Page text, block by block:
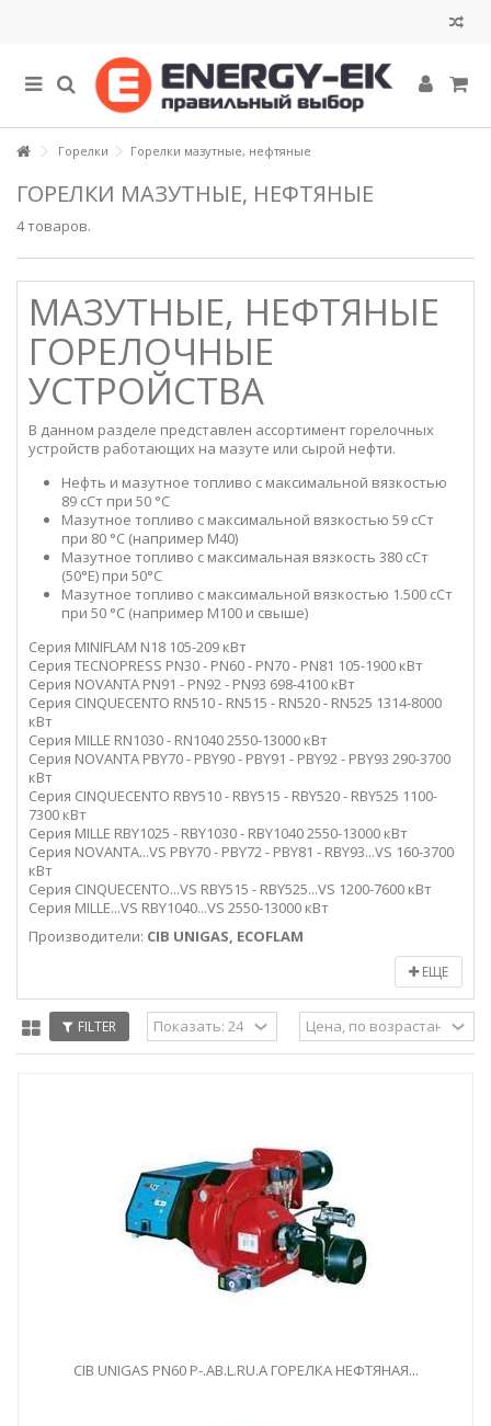
Горелки Горелки мазутные, нефтяные
ГОРЕЛКИ МАЗУТНЫЕ, НЕФТЯНЫЕ
4 товаров.
МАЗУТНЫЕ, НЕФТЯНЫЕ
ГОРЕЛОЧНЫЕ
УСТРОЙСТВА
В данном разделе представлен ассортимент горелочных
устройств работающих на мазуте или сырой нефти.
Нефть и мазутное топливо с максимальной вязкостью
89 сСт при 50 °C
Мазутное топливо с максимальной вязкостью 59 сСт
при 80 °C (например M40)
Мазутное топливо с максимальная вязкость 380 сСт
(50°E) при 50°C
Мазутное топливо с максимальной вязкостью 1.500 сСт
при 50 °C (например М100 и свыше)
Серия MINIFLAM N18 105-209 кВт
Серия TECNOPRESS PN30 - PN60 - PN70 - PN81 105-1900 кВт
Серия NOVANTA PN91 - PN92 - PN93 698-4100 кВт
Серия CINQUECENTO RN510 - RN515 - RN520 - RN525 1314-8000
кВт
Серия MILLE RN1030 - RN1040 2550-13000 кВт
Серия NOVANTA PBY70 - PBY90 - PBY91 - PBY92 - PBY93 290-3700
кВт
Серия CINQUECENTO RBY510 - RBY515 - RBY520 - RBY525 1100-
7300 кВт
Серия MILLE RBY1025 - RBY1030 - RBY1040 2550-13000 кВт
Серия NOVANTA...VS PBY70 - PBY72 - PBY81 - RBY93...VS 160-3700
кВт
Серия CINQUECENTO...VS RBY515 - RBY525...VS 1200-7600 кВт
Серия MILLE...VS RBY1040...VS 2550-13000 кВт
Производители: CIB UNIGAS, ECOFLAM
ЕЩЕ
FILTER
CIB UNIGAS PN60 P-.AB.L.RU.A ГОРЕЛКА НЕФТЯНАЯ...